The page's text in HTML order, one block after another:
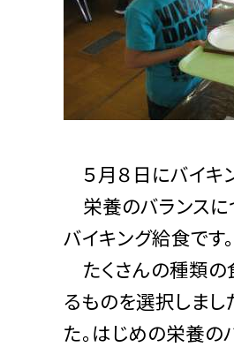
５月８日にバイキ
栄養のバランスに
バイキング給食です。
たくさんの種類の
るものを選択しまし
た。はじめの栄養の